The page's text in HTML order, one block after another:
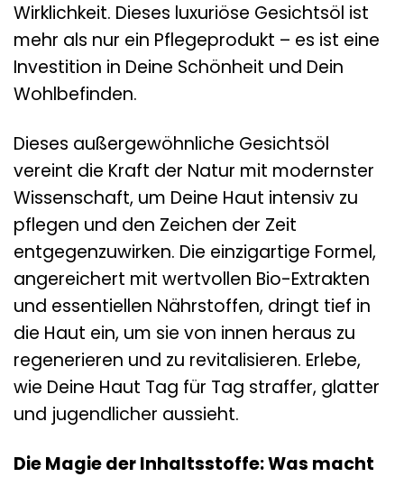
Wirklichkeit. Dieses luxuriöse Gesichtsöl ist
mehr als nur ein Pflegeprodukt – es ist eine
Investition in Deine Schönheit und Dein
Wohlbefinden.
Dieses außergewöhnliche Gesichtsöl
vereint die Kraft der Natur mit modernster
Wissenschaft, um Deine Haut intensiv zu
pflegen und den Zeichen der Zeit
entgegenzuwirken. Die einzigartige Formel,
angereichert mit wertvollen Bio-Extrakten
und essentiellen Nährstoffen, dringt tief in
die Haut ein, um sie von innen heraus zu
regenerieren und zu revitalisieren. Erlebe,
wie Deine Haut Tag für Tag straffer, glatter
und jugendlicher aussieht.
Die Magie der Inhaltsstoffe: Was macht